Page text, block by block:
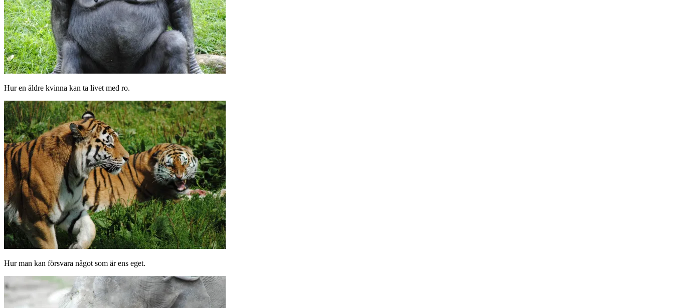
Hur en äldre kvinna kan ta livet med ro.
Hur man kan försvara något som är ens eget.